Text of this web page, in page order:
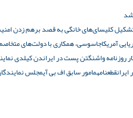
شد
تشکیل کلیسای‌های خانگی به قصد برهم زدن
آمریکاجاسوسی، همکاری با دولت‌های
روزنامه واشنگتن پست در ایراندن کیلدی
قطعنامهمامور سابق اف بی آیمجلس